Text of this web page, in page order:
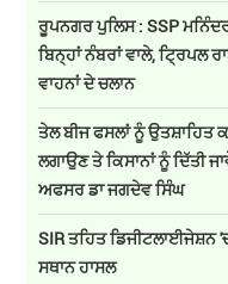
ਰੂਪਨਗਰ ਪੁਲਿਸ : SSP
ਬਿਨ੍ਹਾਂ ਨੰਬਰਾਂ ਵਾਲੇ, ਟ੍ਰਿਪਲ
ਵਾਹਨਾਂ ਦੇ ਚਲਾਨ
ਤੇਲ ਬੀਜ ਫਸਲਾਂ ਨੂੰ
ਲਗਾਉਣ ਤੇ ਕਿਸਾਨਾਂ ਨੂੰ ਦਿੱਤੀ
ਅਫਸਰ ਡਾ ਜਗਦੇਵ ਸਿੰਘ
SIR ਤਹਿਤ ਡਿਜੀਟਲਾਈਜੇਸ਼ਨ
ਸਥਾਨ ਹਾਸਲ